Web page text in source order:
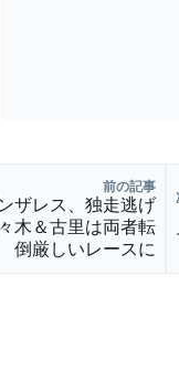
前の記事
ザレス、独走逃げ
木＆古里は両者転
倒厳しいレースに